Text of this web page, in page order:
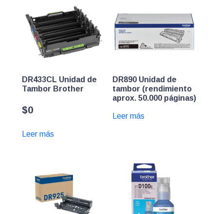
DR433CL Unidad de
Tambor Brother
$0
Leer más
DR890 Unidad de
tambor (rendimiento
aprox. 50.000 páginas)
Leer más